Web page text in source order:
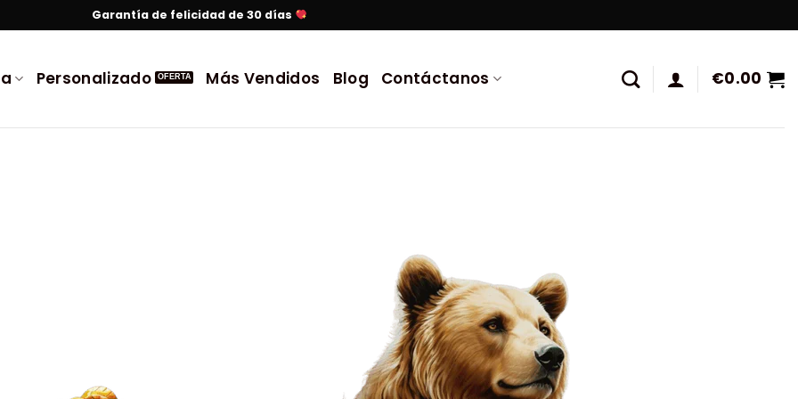
Garantía de felicidad de 30 días
Personalizado Más Vendidos Blog Contáctanos €0.00